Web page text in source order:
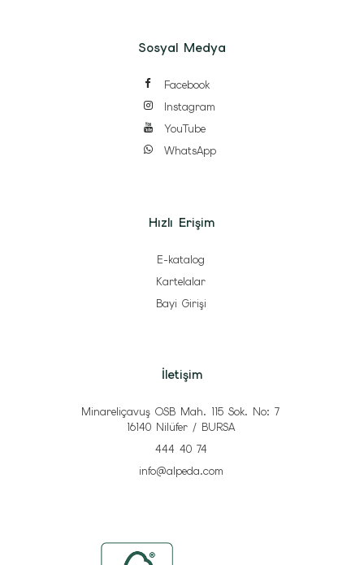
Sosyal Medya
Facebook
Instagram
YouTube
WhatsApp
Hızlı Erişim
E-katalog
Kartelalar
Bayi Girişi
İletişim
Minareliçavuş OSB Mah. 115 Sok. No: 7
16140 Nilüfer / BURSA
444 40 74
info@alpeda.com